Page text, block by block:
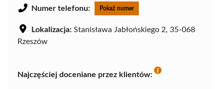
Numer telefonu: Pokaż numer
Lokalizacja: Stanisława Jabłońskiego 2, 35-068
Rzeszów
Najczęściej doceniane przez klientów: